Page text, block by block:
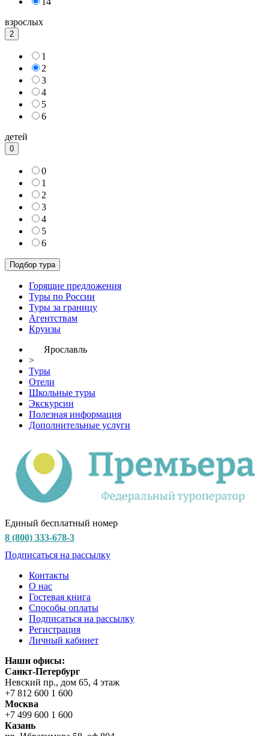
взрослых
2
1
2
3
4
5
6
детей
0
0
1
2
3
4
5
6
Горящие предложения
Туры по России
Туры за границу
Агентствам
Круизы
Ярославль
>
Туры
Отели
Школьные туры
Экскурсии
Полезная информация
Дополнительные услуги
Единый бесплатный номер
8 (800) 333-678-3
Подписаться на рассылку
Контакты
О нас
Гостевая книга
Способы оплаты
Подписаться на рассылку
Регистрация
Личный кабинет
Наши офисы:
Санкт-Петербург
Невский пр., дом 65, 4 этаж
+7 812 600 1 600
Москва
+7 499 600 1 600
Казань